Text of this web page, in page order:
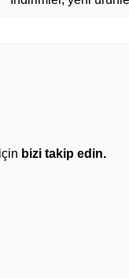
bizi takip edin.